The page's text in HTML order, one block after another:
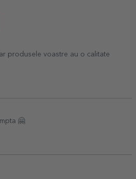
produsele voastre au o calitate
🤗